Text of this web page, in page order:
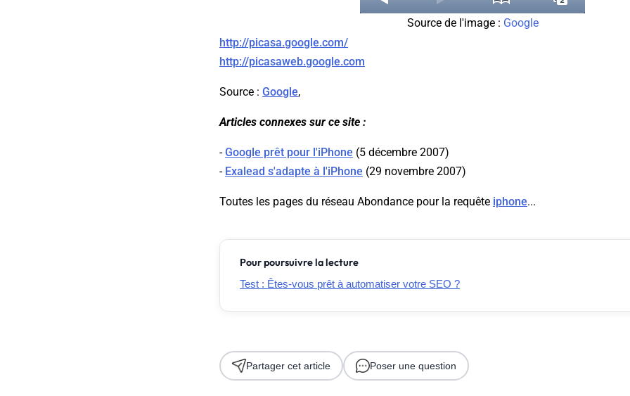
Source de l'image : Google
http://picasa.google.com/
http://picasaweb.google.com
Source : Google,
Articles connexes sur ce site :
-Google prêt pour l'iPhone (5 décembre 2007)
- Exalead s'adapte à l'iPhone (29 novembre 2007)
Toutes les pages du réseau Abondance pour la requête iphone...
Pour poursuivre la lecture
Test : Êtes-vous prêt à automatiser votre SEO ?
Partager cet article Poser une question